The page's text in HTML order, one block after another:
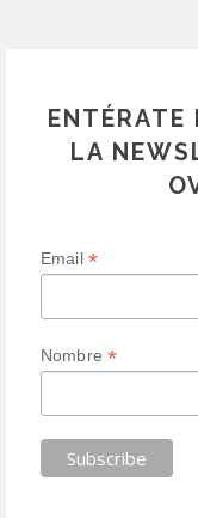
ENTÉRATE
LA
Email *
Nombre*